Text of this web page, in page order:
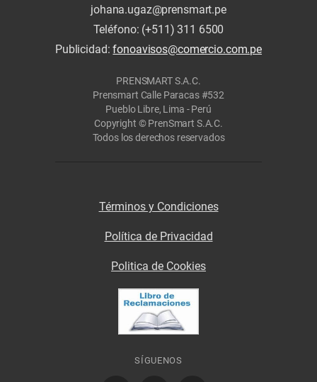
johana.ugaz@prensmart.pe
Teléfono: (+511) 311 6500
Publicidad:fonoavisos@comercio.com.pe
PRENSMART S.A.C.
Prensmart Calle Paracas #532
Pueblo Libre, Lima - Perú
Copyright © PrenSmart S.A.C.
Todos los derechos reservados
Términos y Condiciones
Política de Privacidad
Politica de Cookies
SÍGUENOS